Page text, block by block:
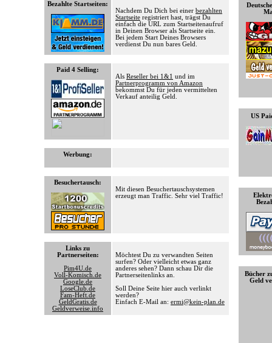
Bezahlte Startseiten:
Nachdem Du Dich bei einer bezahlten
Startseite registriert hast, trägst Du
einfach die URL zum Startseitenaufruf
in Deinen Browser als Startseite ein.
Bei jedem Start Deines Browsers
verdienst Du nun bares Geld.
Paid 4 Selling:
Als Reseller bei 1&1 und im
Partnerprogramm von Amazon
bekommst Du für jeden vermittelten
Verkauf anteilig Geld.
Werbung:
Besuchertausch:
Mit diesen Besuchertauschsystemen
erzeugt man Traffic. Sehr viel Traffic!
Links zu
Partnerseiten:
Pim4U.de
Voll-Komisch.de
Google.de
LoseClub.de
Fam-Heft.de
GeldGratis.de
Geldverweise.info
Möchtest Du zu verwandten Seiten
surfen? Oder vielleicht etwas ganz
anderes sehen? Dann schau Dir die
Partnerseitenlinks an.
Soll Deine Seite hier auch verlinkt
werden?
Einfach E-Mail an: ermi@kein-plan.de
US
Bücher
Geld